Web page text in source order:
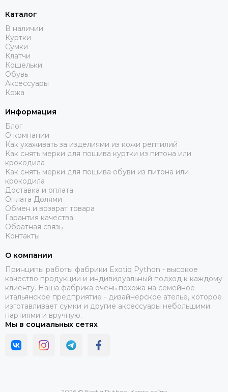
Каталог
В наличии
Куртки
Сумки
Клатчи
Кошельки
Обувь
Аксессуары
Кожа
Информация
Блог
О компании
Как ухаживать за изделиями из кожи рептилий
Как снять мерки для пошива куртки из питона или
крокодила
Как снять мерки для пошива обуви из питона или
крокодила
Доставка и оплата
Оплата Долями
Обмен и возврат товара
Гарантия качества
Обратная связь
Контакты
О компании
Принципы работы фабрики Exotiq Python - высокое
качество продукции и индивидуальный подход к каждому
клиенту. Наша фабрика очень похожа на семейное
итальянское предприятие - дизайнерское ателье, которое
изготавливает сумки и другие аксессуары небольшими
партиями и вручную.
Мы в социальных сетях